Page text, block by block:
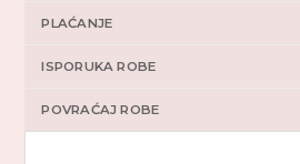
PLAĆANJE
ISPORUKA ROBE
POVRAĆAJ ROBE